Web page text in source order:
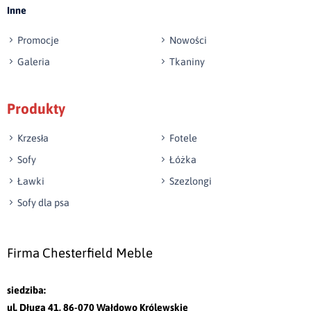
swoiste podłokietniki. Konstrukcję siedziska
wzmocniono dodatkowym, wyraźnie oddzielającym
umieszczono na nim aż sześć wielkich poduszek
wzbogacających oparcie, przez co całość nabiera
model prosty pod względem formy, ale zdecydowanie
wyrazisty. Jest jednym z tych mebli, które z pewnością
Wybierając ten model narożnika do salonu, z
Inne
Promocje
Nowości
Galeria
Tkaniny
Produkty
Krzesła
Fotele
Sofy
Łóżka
Ławki
Szezlongi
Sofy dla psa
Firma Chesterfield Meble
siedziba:
ul. Długa 41, 86-070 Wałdowo Królewskie